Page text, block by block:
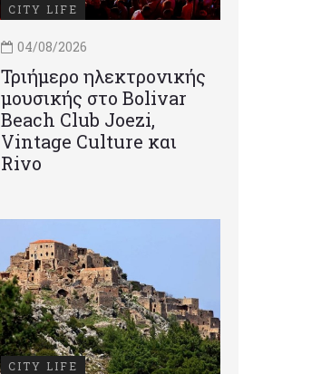
CITY LIFE
04/08/2026
Τριήμερο ηλεκτρονικής
μουσικής στο Bolivar
Beach Club Joezi,
Vintage Culture και
Rivo
CITY LIFE